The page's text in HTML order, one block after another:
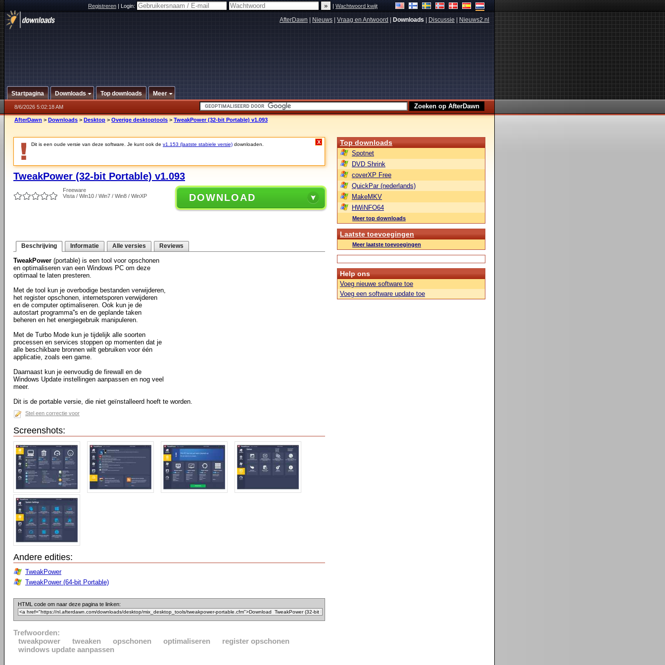
Registreren|Login: |Wachtwoord kwijt
AfterDawn Nieuws Vraag en Antwoord Downloads Discussie Nieuws2.nl
Startpagina Downloads Top downloads Meer
8/6/2026 5:02:18 AM
AfterDawn > Downloads > Desktop > Overige desktoptools > TweakPower (32-bit Portable) v1.093
Dit is een oude versie van deze software. Je kunt ook de v1.153 (laatste stabiele versie) downloaden. X
TweakPower (32-bit Portable) v1.093
Freeware
Vista / Win10 / Win7 / Win8 / WinXP
DOWNLOAD
Beschrijving Informatie Alle versies Reviews
TweakPower (portable) is een tool voor opschonen
en optimaliseren van een Windows PC om deze
optimaal te laten presteren.
Met de tool kun je overbodige bestanden verwijderen,
het register opschonen, internetsporen verwijderen
en de computer optimaliseren. Ook kun je de
autostart programma''s en de geplande taken
beheren en het energiegebruik manipuleren.
Met de Turbo Mode kun je tijdelijk alle soorten
processen en services stoppen op momenten dat je
alle beschikbare bronnen wilt gebruiken voor één
applicatie, zoals een game.
Daarnaast kun je eenvoudig de firewall en de
Windows Update instellingen aanpassen en nog veel
meer.
Dit is de portable versie, die niet geïnstalleerd hoeft te worden.
Stel een correctie voor
Screenshots:
Andere edities:
TweakPower
TweakPower (64-bit Portable)
HTML code om naar deze pagina te linken:
Trefwoorden:
tweakpower
tweaken opschonen optimaliseren
register opschonen
windows update aanpassen
Top downloads
Spotnet
DVD Shrink
coverXP Free
QuickPar (nederlands)
MakeMKV
HWiNFO64
Meer top downloads
Laatste toevoegingen
Meer laatste toevoegingen
Help ons
Voeg nieuwe software toe
Voeg een software update toe